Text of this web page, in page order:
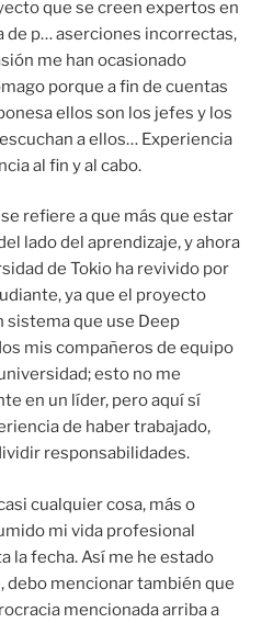
que se creen expertos en
de p… aserciones incorrectas,
me han ocasionado
porque a fin de cuentas
ellos son los jefes y los
a ellos… Experiencia
al fin y al cabo.
refiere a que más que estar
lado del aprendizaje, y ahora
de Tokio ha revivido por
ya que el proyecto
sistema que use Deep
mis compañeros de equipo
esto no me
en un líder, pero aquí sí
de haber trabajado,
responsabilidades.
cualquier cosa, más o
mi vida profesional
la fecha. Así me he estado
mencionar también que
mencionada arriba a